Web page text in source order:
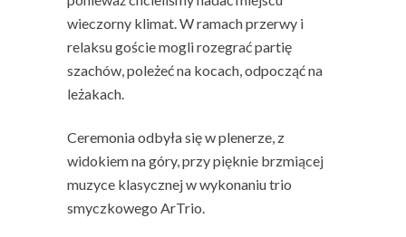
wieczorny klimat. W ramach przerwy i
relaksu goście mogli rozegrać partię
szachów, poleżeć na kocach, odpocząć na
leżakach.
Ceremonia odbyła się w plenerze, z
widokiem na góry, przy pięknie brzmiącej
muzyce klasycznej w wykonaniu trio
smyczkowego ArTrio.